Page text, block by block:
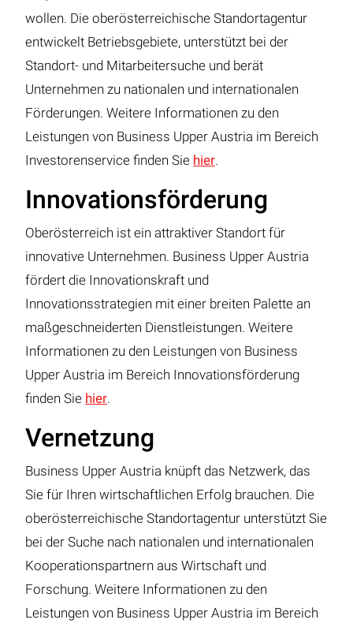
wollen. Die oberösterreichische Standortagentur
entwickelt Betriebsgebiete, unterstützt bei der
Standort- und Mitarbeitersuche und berät
Unternehmen zu nationalen und internationalen
Förderungen. Weitere Informationen zu den
Leistungen von Business Upper Austria im Bereich
Investorenservice finden Sie hier.
Innovationsförderung
Oberösterreich ist ein attraktiver Standort für
innovative Unternehmen. Business Upper Austria
fördert die Innovationskraft und
Innovationsstrategien mit einer breiten Palette an
maßgeschneiderten Dienstleistungen. Weitere
Informationen zu den Leistungen von Business
Upper Austria im Bereich Innovationsförderung
finden Sie hier.
Vernetzung
Business Upper Austria knüpft das Netzwerk, das
Sie für Ihren wirtschaftlichen Erfolg brauchen. Die
oberösterreichische Standortagentur unterstützt Sie
bei der Suche nach nationalen und internationalen
Kooperationspartnern aus Wirtschaft und
Forschung. Weitere Informationen zu den
Leistungen von Business Upper Austria im Bereich